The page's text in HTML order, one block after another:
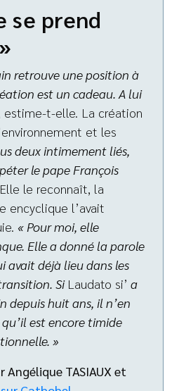
se prend
retrouve une position à
est un cadeau. A lui
, estime-t-elle. La création
et les
deux intimement liés,
le pape François
. Elle le reconnaît, la
encyclique l’avait
« Pour moi, elle
Elle a donné la parole
avait déjà lieu dans les
Si Laudato si’ a
depuis huit ans, il n’en
est encore timide
»
Angélique TASIAUX et